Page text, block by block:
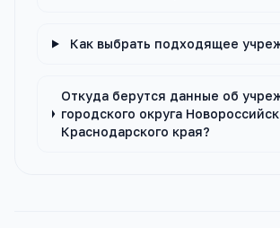
Как выбрать подходящее
Откуда берутся данные об
городского округа Новороссийск
Краснодарского края?